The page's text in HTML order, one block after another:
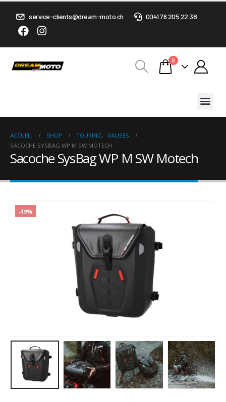
service-clients@dream-moto.ch 0041 76 205 22 38
0
ACCUEIL SHOP TOURING, VALISES
SACOCHE SYSBAG WP M SW MOTECH
Sacoche SysBag WP M SW Motech
-19%